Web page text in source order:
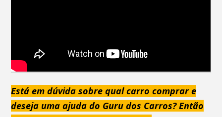
Está em dúvida sobre qual carro comprar e
deseja uma ajuda do Guru dos Carros? Então